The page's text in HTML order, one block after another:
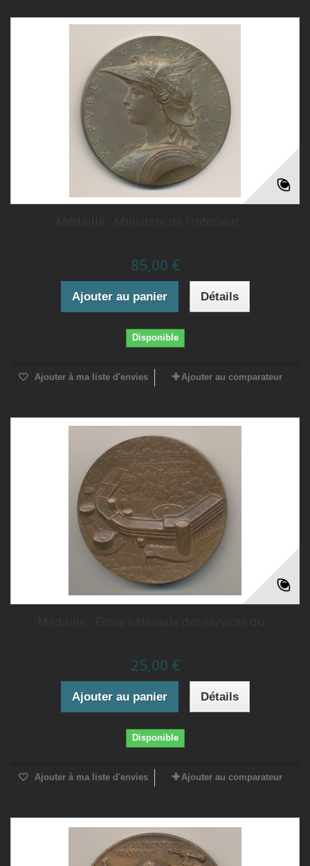
85,00 €
Ajouter au panier Détails
Disponible
Ajouter à ma liste d'envies Ajouter au comparateur
25,00 €
Ajouter au panier Détails
Disponible
Ajouter à ma liste d'envies Ajouter au comparateur